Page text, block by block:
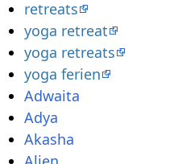
retreats
yoga retreat
yoga retreats
yoga ferien
Adwaita
Adya
Akasha